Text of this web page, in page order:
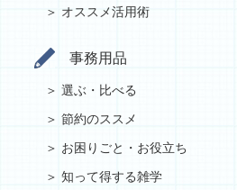
オススメ活用術
事務用品
選ぶ・比べる
節約のススメ
お困りごと・お役立ち
知って得する雑学